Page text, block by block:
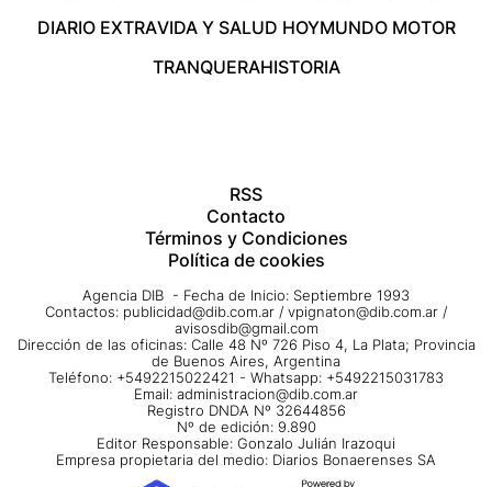
DIARIO EXTRAVIDA Y SALUD HOYMUNDO MOTOR
TRANQUERAHISTORIA
RSS
Contacto
Términos y Condiciones
Política de cookies
Agencia DIB - Fecha de Inicio: Septiembre 1993
Contactos: publicidad@dib.com.ar / vpignaton@dib.com.ar /
avisosdib@gmail.com
Dirección de las oficinas: Calle 48 Nº 726 Piso 4, La Plata; Provincia
de Buenos Aires, Argentina
Teléfono: +5492215022421 - Whatsapp: +5492215031783
Email: administracion@dib.com.ar
Registro DNDA Nº 32644856
Nº de edición: 9.890
Editor Responsable: Gonzalo Julián Irazoqui
Empresa propietaria del medio: Diarios Bonaerenses SA